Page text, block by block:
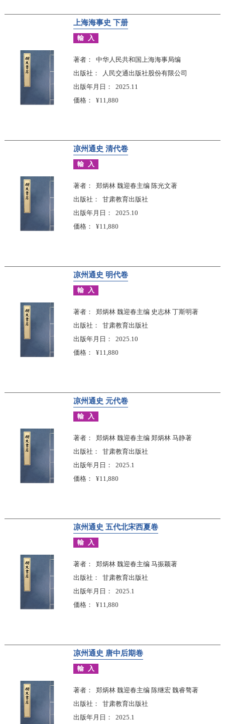
上海海事史 下册
輸入
著者
中华人民共和国上海海事局编
出版社
人民交通出版社股份有限公司
出版年月日
2025.11
価格
¥11,880
凉州通史 清代卷
輸入
著者
郑炳林 魏迎春主编 陈光文著
出版社
甘肃教育出版社
出版年月日
2025.10
価格
¥11,880
凉州通史 明代卷
輸入
著者
郑炳林 魏迎春主编 史志林 丁斯明著
出版社
甘肃教育出版社
出版年月日
2025.10
価格
¥11,880
凉州通史 元代卷
輸入
著者
郑炳林 魏迎春主编 郑炳林 马静著
出版社
甘肃教育出版社
出版年月日
2025.1
価格
¥11,880
凉州通史 五代北宋西夏卷
輸入
著者
郑炳林 魏迎春主编 马振颖著
出版社
甘肃教育出版社
出版年月日
2025.1
価格
¥11,880
凉州通史 唐中后期卷
輸入
著者
郑炳林 魏迎春主编 陈继宏 魏睿骜著
出版社
甘肃教育出版社
出版年月日
2025.1